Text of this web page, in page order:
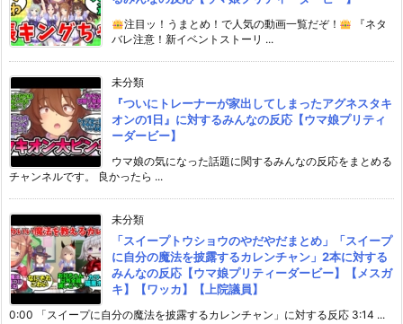
注目ッ！うまとめ！で人気の動画一覧だぞ！
『ネタ
バレ注意！新イベントストーリ ...
未分類
『ついにトレーナーが家出してしまったアグネスタキ
オンの1日』に対するみんなの反応【ウマ娘プリティ
ーダービー】
ウマ娘の気になった話題に関するみんなの反応をまとめる
チャンネルです。 良かったら ...
未分類
「スイープトウショウのやだやだまとめ」「スイープ
に自分の魔法を披露するカレンチャン」2本に対する
みんなの反応【ウマ娘プリティーダービー】【メスガ
キ】【ワッカ】【上院議員】
0:00 「スイープに自分の魔法を披露するカレンチャン」に対する反応 3:14 ...